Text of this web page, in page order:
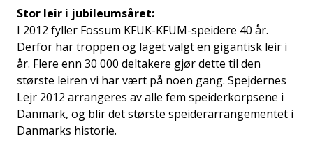
Stor leir i jubileumsåret:
I 2012 fyller Fossum KFUK-KFUM-speidere 40 år.
Derfor har troppen og laget valgt en gigantisk leir i
år. Flere enn 30 000 deltakere gjør dette til den
største leiren vi har vært på noen gang. Spejdernes
Lejr 2012 arrangeres av alle fem speiderkorpsene i
Danmark, og blir det største speiderarrangementet i
Danmarks historie.